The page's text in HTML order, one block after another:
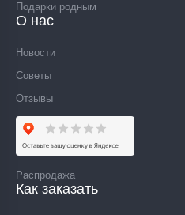
Подарки родным
О нас
Новости
Советы
Отзывы
Распродажа
Как заказать